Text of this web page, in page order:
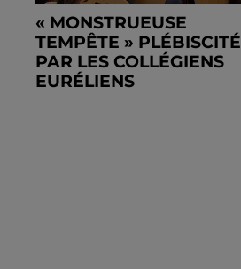
« MONSTRUEUSE
TEMPÊTE » PLÉBISCITÉ
PAR LES COLLÉGIENS
EURÉLIENS